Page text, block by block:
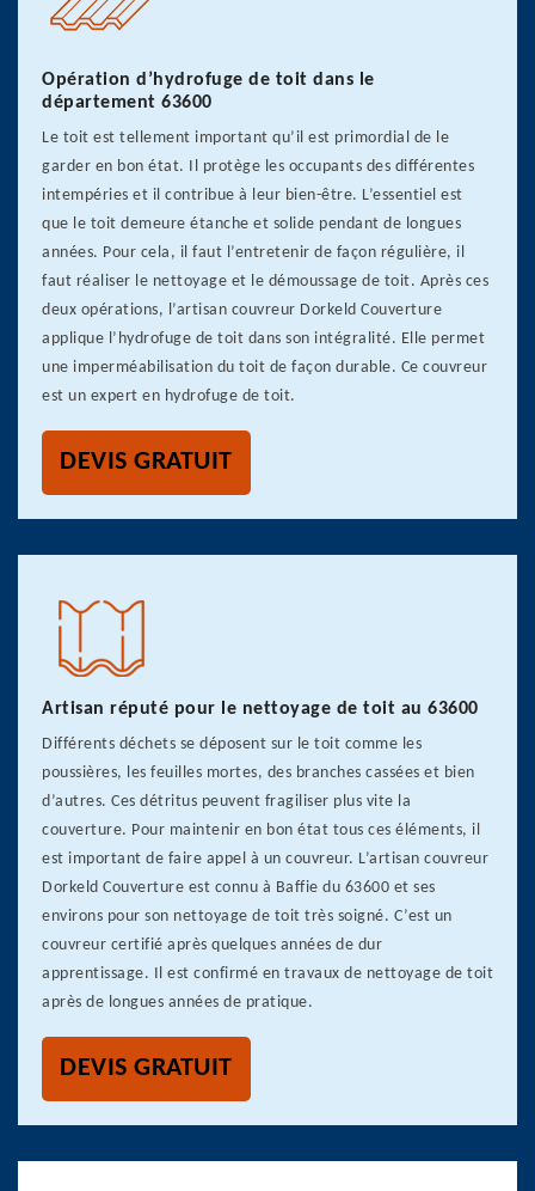
Opération d’hydrofuge de toit dans le
département 63600
Le toit est tellement important qu’il est primordial de le
garder en bon état. Il protège les occupants des différentes
intempéries et il contribue à leur bien-être. L’essentiel est
que le toit demeure étanche et solide pendant de longues
années. Pour cela, il faut l’entretenir de façon régulière, il
faut réaliser le nettoyage et le démoussage de toit. Après ces
deux opérations, l’artisan couvreur Dorkeld Couverture
applique l’hydrofuge de toit dans son intégralité. Elle permet
une imperméabilisation du toit de façon durable. Ce couvreur
est un expert en hydrofuge de toit.
DEVIS GRATUIT
Artisan réputé pour le nettoyage de toit au 63600
Différents déchets se déposent sur le toit comme les
poussières, les feuilles mortes, des branches cassées et bien
d’autres. Ces détritus peuvent fragiliser plus vite la
couverture. Pour maintenir en bon état tous ces éléments, il
est important de faire appel à un couvreur. L’artisan couvreur
Dorkeld Couverture est connu à Baffie du 63600 et ses
environs pour son nettoyage de toit très soigné. C’est un
couvreur certifié après quelques années de dur
apprentissage. Il est confirmé en travaux de nettoyage de toit
après de longues années de pratique.
DEVIS GRATUIT